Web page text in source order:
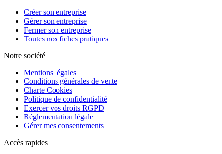
Créer son entreprise
Gérer son entreprise
Fermer son entreprise
Toutes nos fiches pratiques
Notre société
Mentions légales
Conditions générales de vente
Charte Cookies
Politique de confidentialité
Exercer vos droits RGPD
Réglementation légale
Gérer mes consentements
Accès rapides